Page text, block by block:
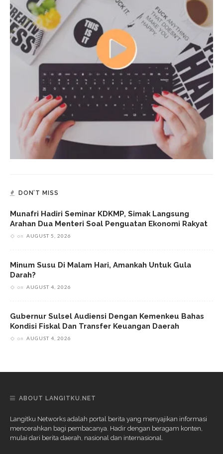
DON’T MISS
Munafri Hadiri Seminar KDKMP, Simak Langsung
Arahan Dua Menteri Soal Penguatan Ekonomi Rakyat
on AUGUST 5, 2026
Minum Susu Di Malam Hari, Amankah Untuk Gula
Darah?
on AUGUST 4, 2026
Gubernur Sulsel Audiensi Dengan Kemenkeu Bahas
Kondisi Fiskal Dan Transfer Keuangan Daerah
on AUGUST 4, 2026
ABOUT LANGITKU.NET
Langitku Networks adalah portal berita yang menyajikan informasi
mencerahkan bagi pembacanya. Hadir dengan beragam konten,
mulai dari berita daerah, nasional dan internasional.